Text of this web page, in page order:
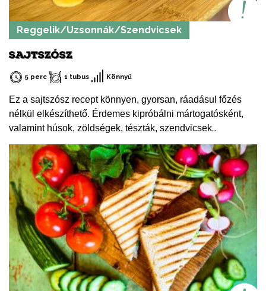
Reggelik/Uzsonnák/Szendvicsek
SAJTSZÓSZ
5 perc 1 tubus Könnyű
Ez a sajtszósz recept könnyen, gyorsan, ráadásul főzés
nélkül elkészíthető. Érdemes kipróbálni mártogatósként,
valamint húsok, zöldségek, tészták, szendvicsek
félturbózásához. Váratlan vendégek érkezésekor is
bevethető.